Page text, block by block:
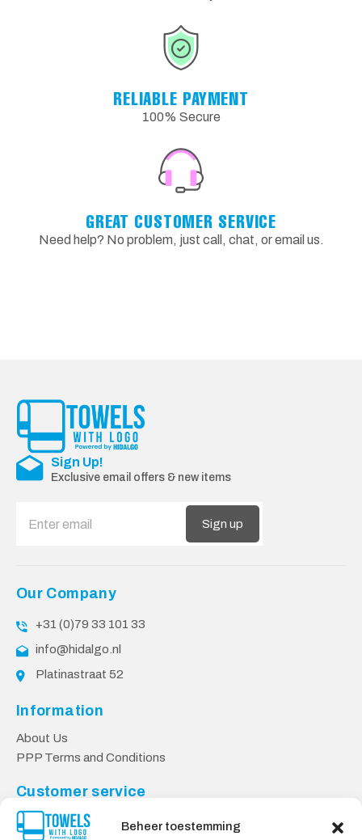
Beheer toestemming
RELIABLE PAYMENT
100% Secure
GREAT CUSTOMER SERVICE
Need help? No problem, just call, chat, or email us.
Sign Up!
Exclusive email offers & new items
Sign up
Our Company
+31 (0)79 33 101 33
info@hidalgo.nl
Platinastraat 52
Information
About Us
PPP Terms and Conditions
Customer service
Contact